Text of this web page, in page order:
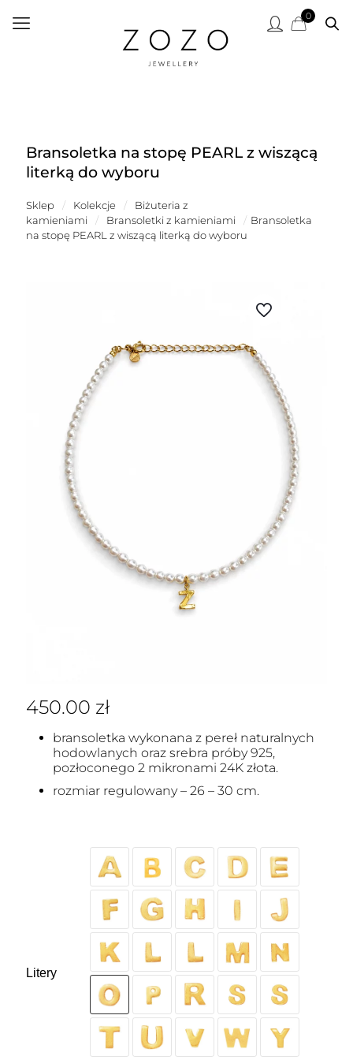
0
Bransoletka na stopę PEARL z wiszącą
literką do wyboru
Sklep / Kolekcje /
Biżuteria z
kamieniami
/ Bransoletki z kamieniami / Bransoletka
na stopę PEARL z wiszącą literką do wyboru
450.00 zł
bransoletka wykonana z pereł naturalnych
hodowlanych oraz srebra próby 925,
pozłoconego 2 mikronami 24K złota.
rozmiar regulowany – 26 – 30 cm.
Litery